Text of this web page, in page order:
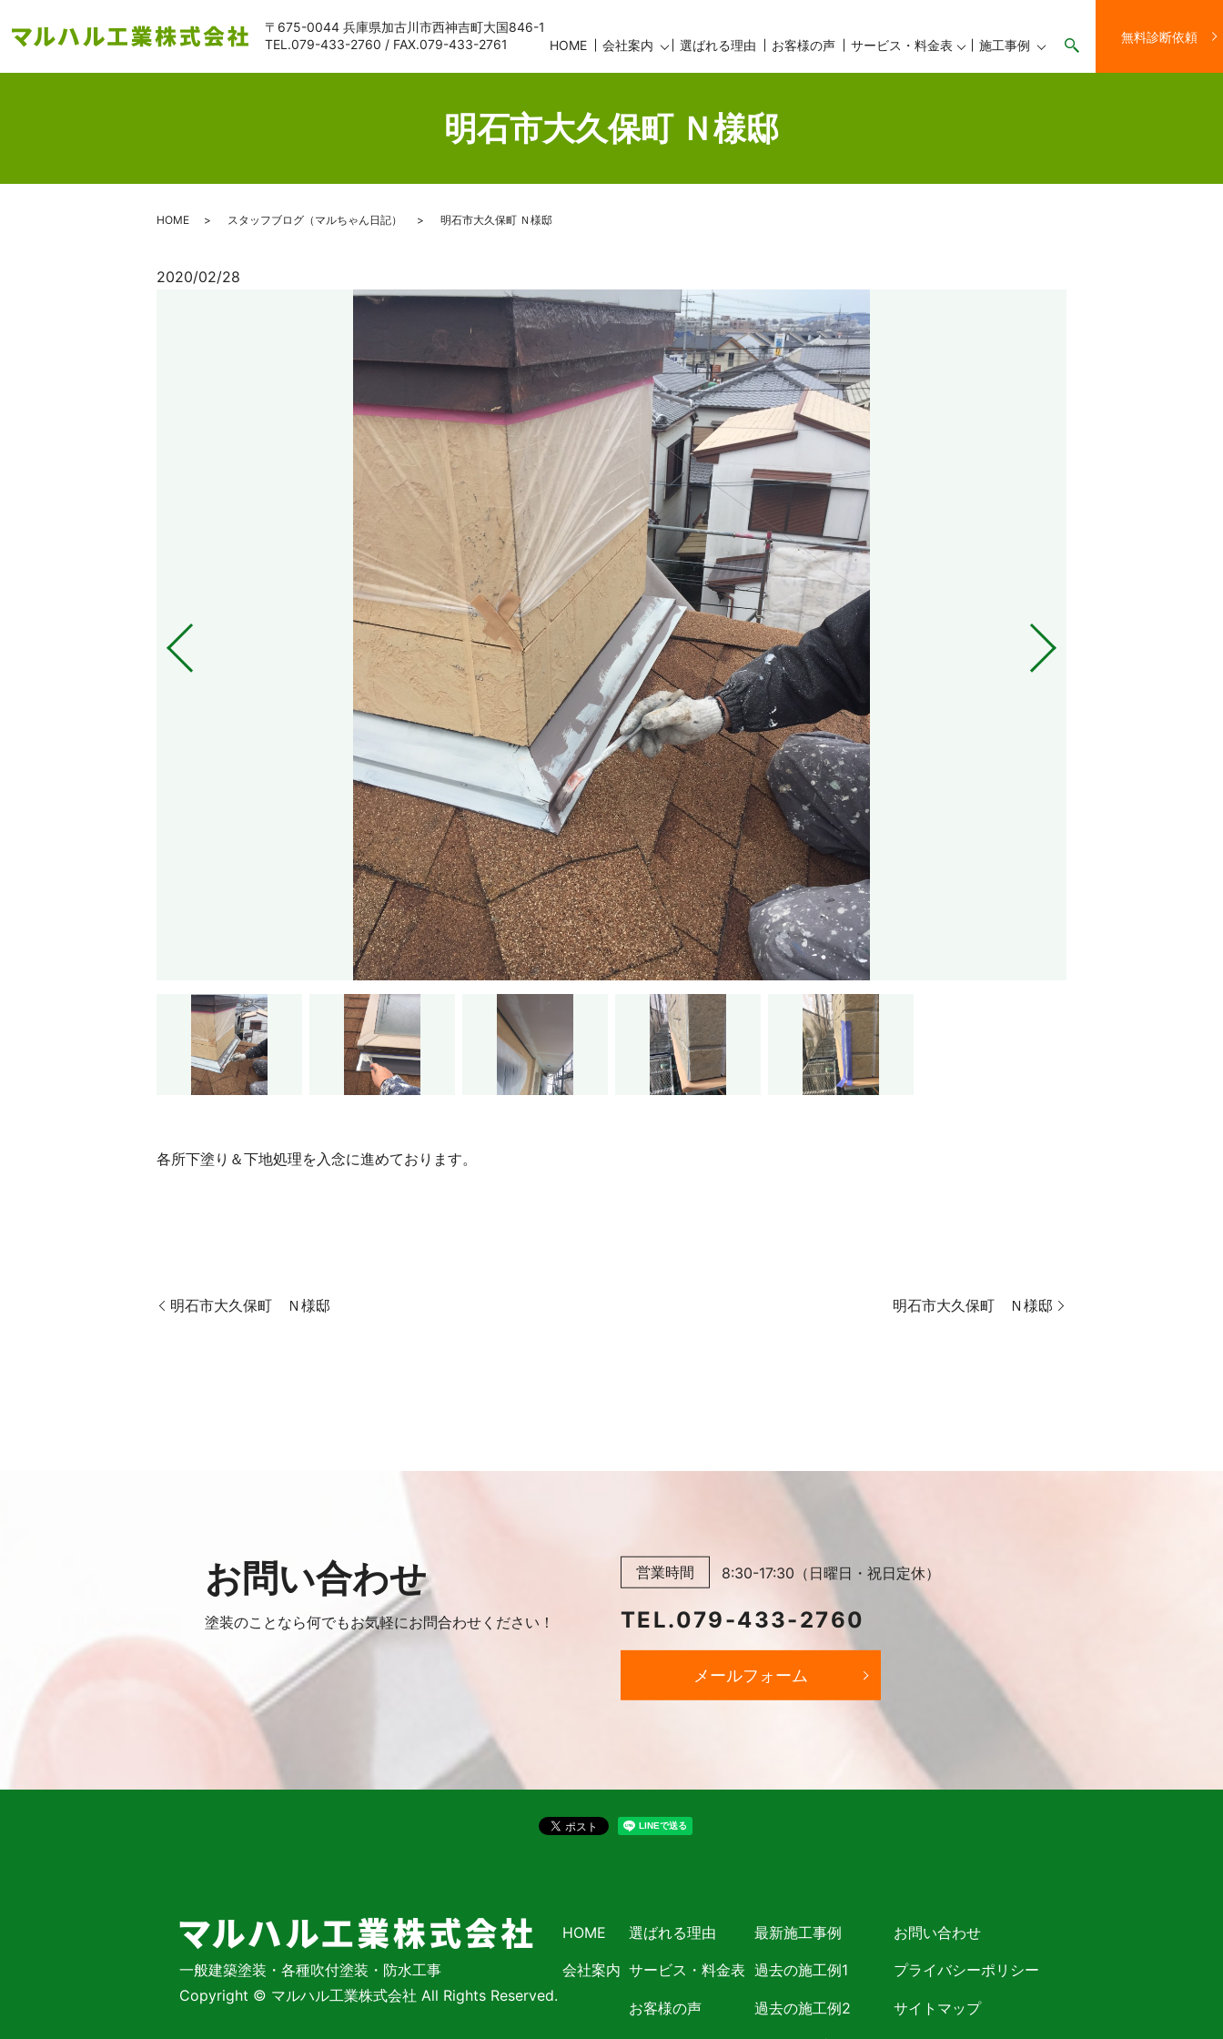
HOME 会社案内 選ばれる理由 お客様の声 サービス・料金表 施工事例
〒675-0044 兵庫県加古川市西神吉町大国846-1
TEL.079-433-2760 / FAX.079-433-2761 無料診断依頼
明石市大久保町 Ｎ様邸
HOME スタッフブログ（マルちゃん日記） 明石市大久保町 Ｎ様邸
2020/02/28
各所下塗り＆下地処理を入念に進めております。
明石市大久保町 Ｎ様邸 明石市大久保町 Ｎ様邸
お問い合わせ
塗装のことなら何でもお気軽にお問合わせください！
営業時間 8:30-17:30（日曜日・祝日定休）
TEL.079-433-2760
メールフォーム
HOME
会社案内
選ばれる理由
サービス・料金表
お客様の声
最新施工事例
過去の施工例1
過去の施工例2
お問い合わせ
プライバシーポリシー
サイトマップ
一般建築塗装・各種吹付塗装・防水工事
Copyright © マルハル工業株式会社 All Rights Reserved.